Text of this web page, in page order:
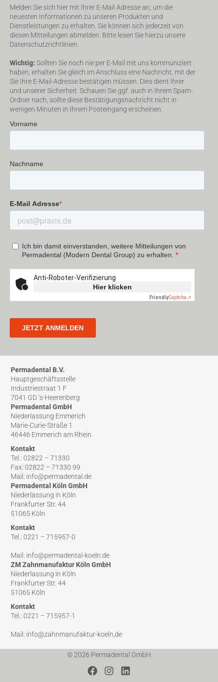
Melden Sie sich hier mit Ihrer E-Mail Adresse an, um die
neuesten Informationen zu unseren Produkten und
Dienstleistungen zu erhalten. Sie können sich jederzeit von
diesen Mitteilungen abmelden. Bitte lesen Sie hierzu unsere
Datenschutzrichtlinien.
Wichtig: Sollten Sie noch nie per E-Mail mit uns kommuniziert
haben, erhalten Sie gleich im Anschluss eine Nachricht, mit der
Sie Ihre E-Mail-Adresse bestätigen müssen. Dies dient Ihrer
und unserer Sicherheit. Schauen Sie ggf. auch in Ihrem Spam-
Ordner nach, sollte diese Bestätigungsnachricht nicht in
wenigen Minuten in Ihrem Posteingang erscheinen.
Permadental B.V.
Hauptgeschäftsstelle
Industriestraat 1 F
7041 GD ‘s-Heerenberg
Permadental GmbH
Niederlassung Emmerich
Marie-Curie-Straße 1
46446 Emmerich am Rhein
Kontakt
Tel.: 02822 – 71330
Fax: 02822 – 71330 99
Mail: info@permadental.de
Permadental Köln GmbH
Niederlassung in Köln
Frankfurter Str. 44
51065 Köln
Kontakt
Tel.: 0221 – 715957-0
Mail: info@permadental-koeln.de
ZM Zahnmanufaktur Köln GmbH
Niederlassung in Köln
Frankfurter Str. 44
51065 Köln
Kontakt
Tel.: 0221 – 715957-1
Mail: info@zahnmanufaktur-koeln.de
© 2026 Permadental GmbH